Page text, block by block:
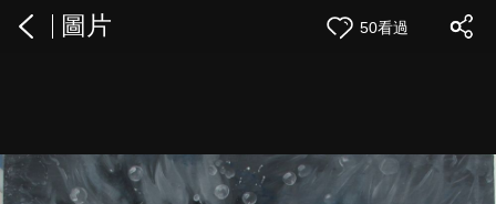
圖片 50看過